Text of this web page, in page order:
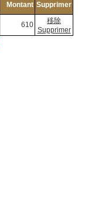
Montant Supprimer
610
移除
Supprimer